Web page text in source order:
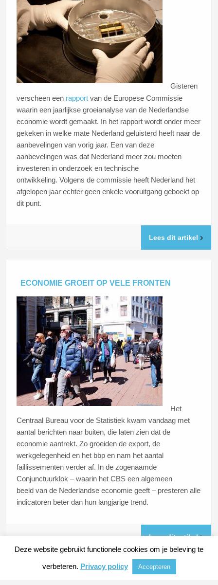
Gisteren
verscheen een rapport van de Europese Commissie
waarin een jaarlijkse groeianalyse van de Nederlandse
economie wordt gemaakt. In het rapport wordt onder meer
gekeken in welke mate Nederland geluisterd heeft naar de
aanbevelingen van vorig jaar. Een van deze
aanbevelingen was dat Nederland meer zou moeten
investeren in onderzoek en technische
ontwikkeling. Volgens de commissie heeft Nederland het
afgelopen jaar echter geen enkele vooruitgang geboekt op
dit punt.
Lees dit artikel
ECONOMIE GROEIT OP VELE FRONTEN
Het
Centraal Bureau voor de Statistiek kwam vandaag met
aantal berichten naar buiten, die laten zien dat de
economie aantrekt. Zo groeiden de export, de
werkgelegenheid en het bbp en nam het aantal
faillissementen verder af. In de zogenaamde
Conjunctuurklok – waarin het CBS een algemeen
beeld van de Nederlandse economie geeft – presteren alle
indicatoren beter dan hun langjarige trend.
Lees dit artikel
Deze website gebruikt functionele cookies om je beleving te
verbeteren. Privacy policy Accepteren